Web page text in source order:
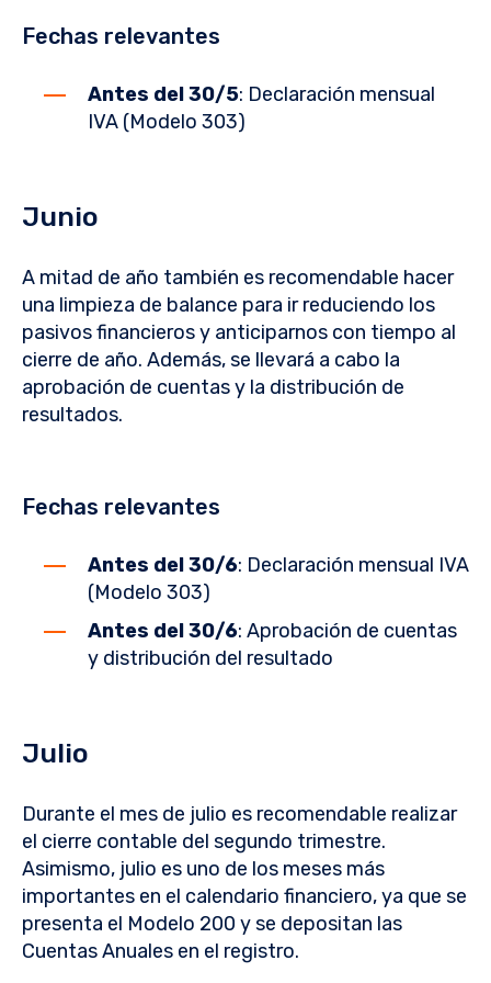
Fechas relevantes
Antes del 30/5: Declaración mensual
IVA (Modelo 303)
Junio
A mitad de año también es recomendable hacer
una limpieza de balance para ir reduciendo los
pasivos financieros y anticiparnos con tiempo al
cierre de año. Además, se llevará a cabo la
aprobación de cuentas y la distribución de
resultados.
Fechas relevantes
Antes del 30/6: Declaración mensual IVA
(Modelo 303)
Antes del 30/6: Aprobación de cuentas
y distribución del resultado
Julio
Durante el mes de julio es recomendable realizar
el cierre contable del segundo trimestre.
Asimismo, julio es uno de los meses más
importantes en el calendario financiero, ya que se
presenta el Modelo 200 y se depositan las
Cuentas Anuales en el registro.